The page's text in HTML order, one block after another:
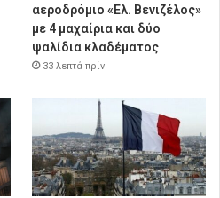
αεροδρόμιο «Ελ. Βενιζέλος»
με 4 μαχαίρια και δύο
ψαλίδια κλαδέματος
33 λεπτά πρίν